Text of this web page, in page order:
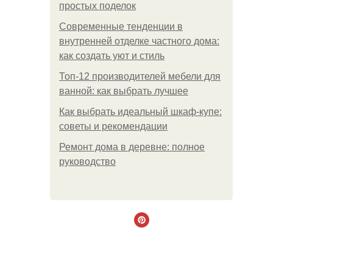
простых поделок
Современные тенденции в
внутренней отделке частного дома:
как создать уют и стиль
Топ-12 производителей мебели для
ванной: как выбрать лучшее
Как выбрать идеальный шкаф-купе:
советы и рекомендации
Ремонт дома в деревне: полное
руководство